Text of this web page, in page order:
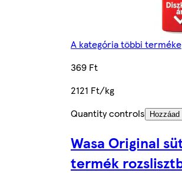
A kategória többi terméke
369 Ft
2121 Ft/kg
Quantity controls
Hozzáad
Wasa Original
termék